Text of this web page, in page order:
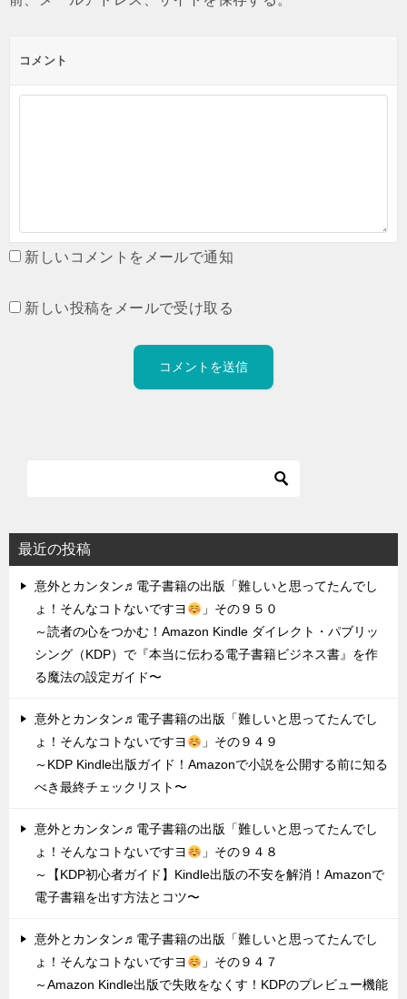
コメント
新しいコメントをメールで通知
新しい投稿をメールで受け取る
最近の投稿
意外とカンタン♬電子書籍の出版「難しいと思ってたんでし
ょ！そんなコトないですヨ
」その９５０
～読者の心をつかむ！Amazon Kindle ダイレクト・パブリッ
シング（KDP）で『本当に伝わる電子書籍ビジネス書』を作
る魔法の設定ガイド〜
意外とカンタン♬電子書籍の出版「難しいと思ってたんでし
ょ！そんなコトないですヨ
」その９４９
～KDP Kindle出版ガイド！Amazonで小説を公開する前に知る
べき最終チェックリスト〜
意外とカンタン♬電子書籍の出版「難しいと思ってたんでし
ょ！そんなコトないですヨ
」その９４８
～【KDP初心者ガイド】Kindle出版の不安を解消！Amazonで
電子書籍を出す方法とコツ〜
意外とカンタン♬電子書籍の出版「難しいと思ってたんでし
ょ！そんなコトないですヨ
」その９４７
～Amazon Kindle出版で失敗をなくす！KDPのプレビュー機能